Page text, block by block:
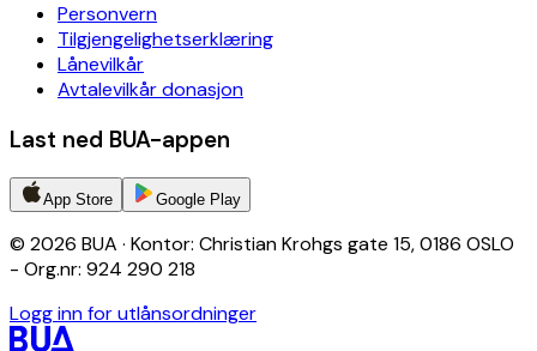
Personvern
Tilgjengelighetserklæring
Lånevilkår
Avtalevilkår donasjon
Last ned BUA-appen
App Store Google Play
© 2026 BUA · Kontor: Christian Krohgs gate 15, 0186 OSLO
- Org.nr: 924 290 218
Logg inn for utlånsordninger